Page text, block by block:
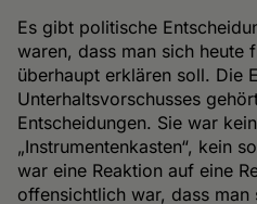
Es gibt politische
waren, dass man sich heute
überhaupt erklären soll. Die
Unterhaltsvorschusses
Entscheidungen. Sie war
„Instrumentenkasten“, kein
war eine Reaktion auf eine
offensichtlich war, dass man